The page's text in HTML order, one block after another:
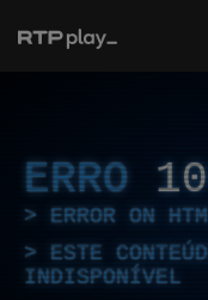
ERRO
ERROR ON
ESTE
INDISPONÍVEL